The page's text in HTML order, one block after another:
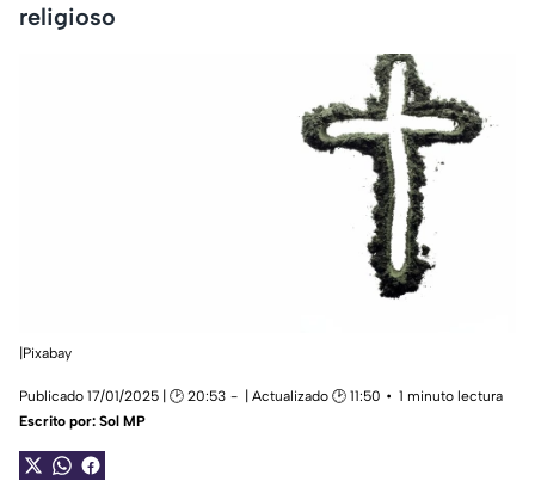
religioso
|Pixabay
Publicado 17/01/2025 | 🕑 20:53 | Actualizado 🕑 11:50
1 minuto lectura
Escrito por: Sol MP